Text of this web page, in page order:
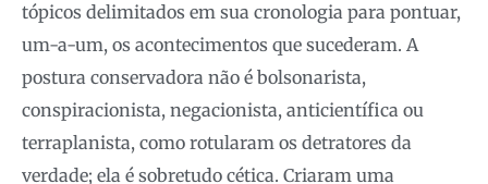
tópicos delimitados em sua cronologia para pontuar,
um-a-um, os acontecimentos que sucederam. A
postura conservadora não é bolsonarista,
conspiracionista, negacionista, anticientífica ou
terraplanista, como rotularam os detratores da
verdade; ela é sobretudo cética. Criaram uma